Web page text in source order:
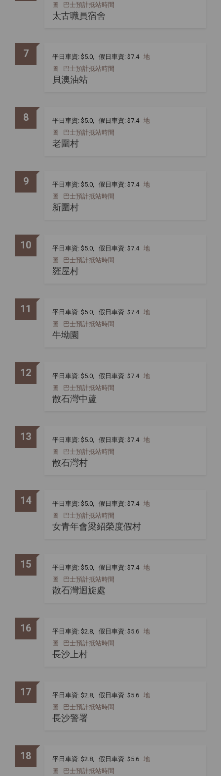
圖 巴士預計抵站時間
太古職員宿舍
7 平日車資: $5.0, 假日車資: $7.4 地
圖
巴士預計抵站時間
貝澳油站
8 平日車資: $5.0, 假日車資: $7.4 地
圖
巴士預計抵站時間
老圍村
9 平日車資: $5.0, 假日車資: $7.4 地
圖
巴士預計抵站時間
新圍村
10 平日車資: $5.0, 假日車資: $7.4 地
圖
巴士預計抵站時間
羅屋村
11 平日車資: $5.0, 假日車資: $7.4 地
圖
巴士預計抵站時間
牛坳園
12 平日車資: $5.0, 假日車資: $7.4 地
圖
巴士預計抵站時間
散石灣中蘆
13 平日車資: $5.0, 假日車資: $7.4 地
圖
巴士預計抵站時間
散石灣村
14 平日車資: $5.0, 假日車資: $7.4 地
圖
巴士預計抵站時間
女青年會梁紹榮度假村
15 平日車資: $5.0, 假日車資: $7.4 地
圖
巴士預計抵站時間
散石灣迴旋處
16 平日車資: $2.8, 假日車資: $5.6 地
圖
巴士預計抵站時間
長沙上村
17 平日車資: $2.8, 假日車資: $5.6 地
圖
巴士預計抵站時間
長沙警署
18 平日車資: $2.8, 假日車資: $5.6 地
圖
巴士預計抵站時間